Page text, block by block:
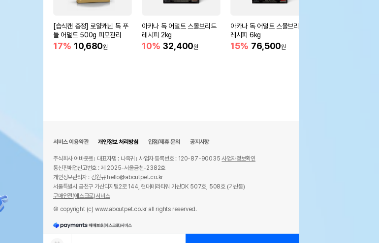
[습식캔 증정] 로얄캐닌 독 푸
들 어덜트 500g 피모관리
17% 10,680원
아카나 독 어덜트 스몰브리드
레시피 2kg
10% 32,400원
아카나 독 어덜트 스몰브리드
레시피 6kg
15% 76,500원
서비스 이용약관 개인정보 처리방침 입점/제휴 문의 공지사항
주식회사 어바웃펫 대표자명 : 나옥귀 사업자 등록번호 : 120-87-90035사업자정보확인
통신판매업신고번호 : 제 2025-서울금천-2382호
개인정보관리자 : 김원규 hello@aboutpet.co.kr
서울특별시 금천구 가산디지털2로 144, 현대테라타워 가산DK 507호, 508호 (가산동)
구매안전(에스크로)서비스
© copyright (c) www.aboutpet.co.kr all rights reserved.